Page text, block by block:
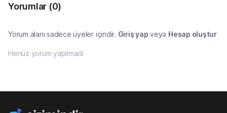
Yorumlar (0)
Yorum alanı sadece üyeler içindir. Giriş yap veya Hesap oluştur
Henüz yorum yapılmadı